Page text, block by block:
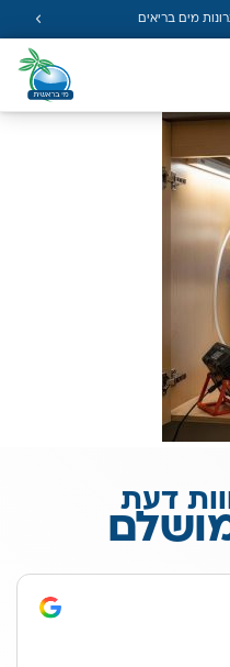
מושלם